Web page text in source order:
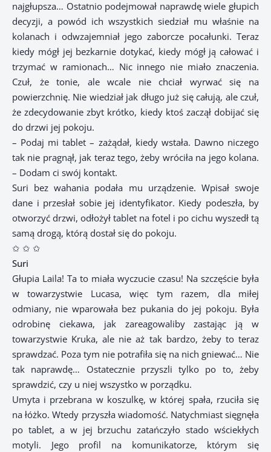
najgłupsza… Ostatnio podejmował naprawdę wiele głupich
decyzji, a powód ich wszystkich siedział mu właśnie na
kolanach i odwzajemniał jego zaborcze pocałunki. Teraz
kiedy mógł jej bezkarnie dotykać, kiedy mógł ją całować i
trzymać w ramionach… Nic innego nie miało znaczenia.
Czuł, że tonie, ale wcale nie chciał wyrwać się na
powierzchnię. Nie wiedział jak długo już się całują, ale czuł,
że zdecydowanie zbyt krótko, kiedy ktoś zaczął dobijać się
do drzwi jej pokoju.
– Podaj mi tablet – zażądał, kiedy wstała. Dawno niczego
tak nie pragnął, jak teraz tego, żeby wróciła na jego kolana.
– Dodam ci swój kontakt.
Suri bez wahania podała mu urządzenie. Wpisał swoje
dane i przesłał sobie jej identyfikator. Kiedy podeszła, by
otworzyć drzwi, odłożył tablet na fotel i po cichu wyszedł tą
samą drogą, którą dostał się do pokoju.
✩ ✩ ✩
Suri
Głupia Laila! Ta to miała wyczucie czasu! Na szczęście była
w towarzystwie Lucasa, więc tym razem, dla miłej
odmiany, nie wparowała bez pukania do jej pokoju. Była
odrobinę ciekawa, jak zareagowaliby zastając ją w
towarzystwie Kruka, ale nie aż tak bardzo, żeby to teraz
sprawdzać. Poza tym nie potrafiła się na nich gniewać… Nie
tak naprawdę… Ostatecznie przyszli tylko po to, żeby
sprawdzić, czy u niej wszystko w porządku.
Umyta i przebrana w koszulkę, w której spała, rzuciła się
na łóżko. Wtedy przyszła wiadomość. Natychmiast sięgnęła
po tablet, a w jej brzuchu zatańczyło stado wściekłych
motyli. Jego profil na komunikatorze, którym się